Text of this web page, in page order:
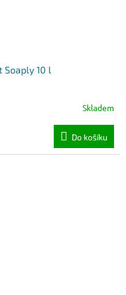
Soaply 10 l
Skladem
Do košíku